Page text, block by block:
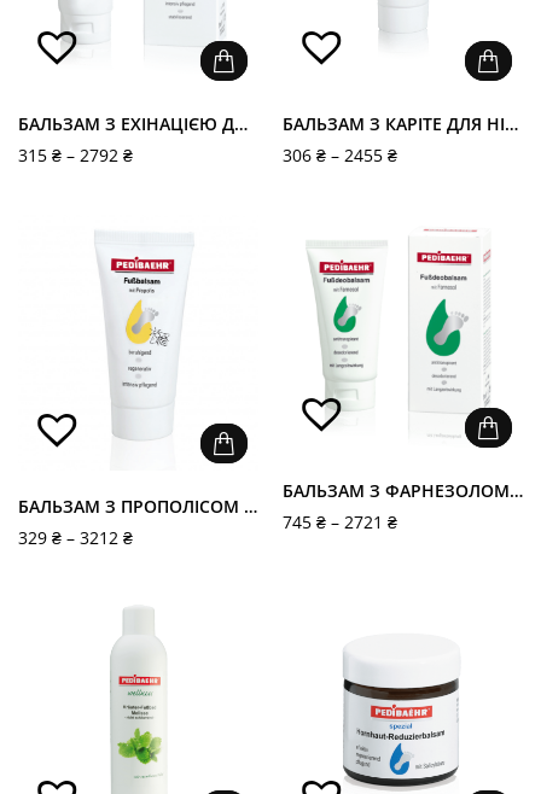
БАЛЬЗАМ З ЕХІНАЦІЄЮ ДЛЯ НІГ “SCHRUNDENSALBE MIT ECHINACEA”, PEDIBAEHR
315 ₴ – 2792 ₴
БАЛЬЗАМ З КАРІТЕ ДЛЯ НІГ (CARE BALSAM), PEDIBAEHR
306 ₴ – 2455 ₴
БАЛЬЗАМ З ПРОПОЛІСОМ ДЛЯ НІГ (FUSSBALSAM), PEDIBAEHR
329 ₴ – 3212 ₴
БАЛЬЗАМ З ФАРНЕЗОЛОМ ДЛЯ НІГ “FUSSDEOBALSAM MIT FARNESOL”, PEDIBAEHR
745 ₴ – 2721 ₴